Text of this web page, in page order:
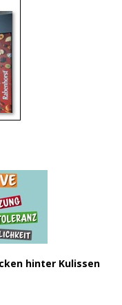
hinter Kulissen